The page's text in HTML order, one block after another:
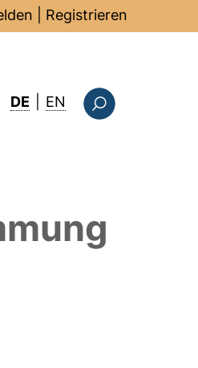
Registrieren
DE EN : this page in